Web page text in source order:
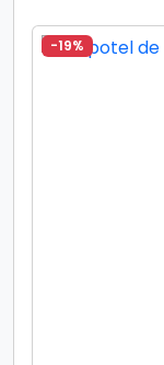
-19%